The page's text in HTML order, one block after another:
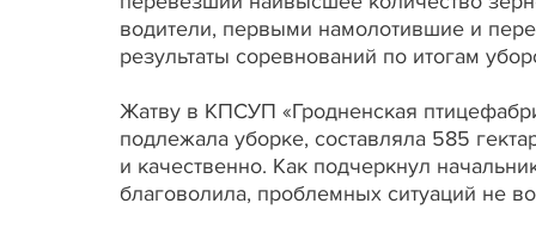
водители, первыми намолотившие и
результаты соревнований по итогам
Жатву в КПСУП «Гродненская
подлежала уборке, составляла 585
и качественно. Как подчеркнул
благоволила, проблемных ситуаций не